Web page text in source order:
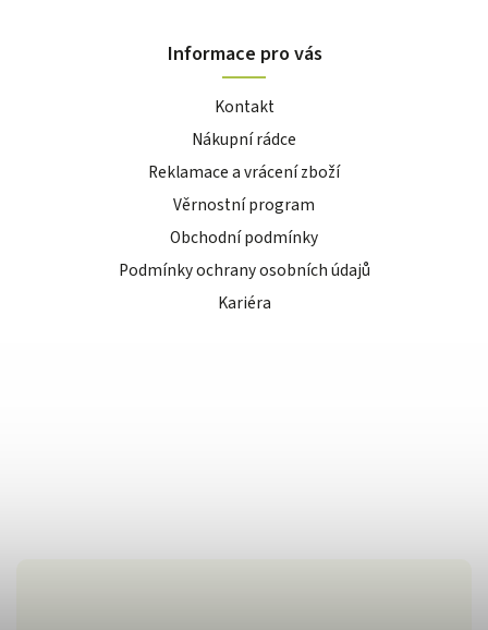
Informace pro vás
Kontakt
Nákupní rádce
Reklamace a vrácení zboží
Věrnostní program
Obchodní podmínky
Podmínky ochrany osobních údajů
Kariéra